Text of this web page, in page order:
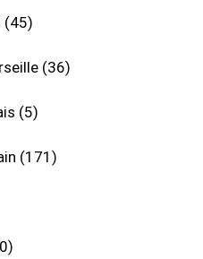
45
36
5
171